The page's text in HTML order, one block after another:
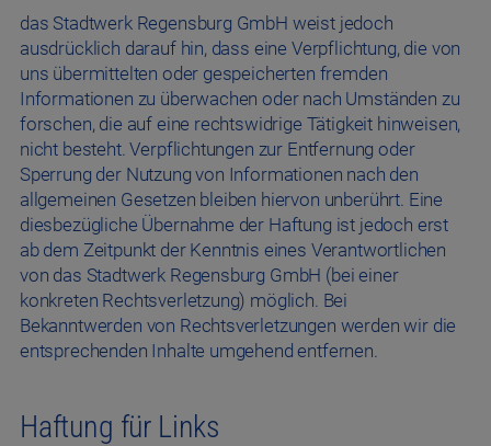
das Stadtwerk Regensburg GmbH weist jedoch
ausdrücklich darauf hin, dass eine Verpflichtung, die von
uns übermittelten oder gespeicherten fremden
Informationen zu überwachen oder nach Umständen zu
forschen, die auf eine rechtswidrige Tätigkeit hinweisen,
nicht besteht. Verpflichtungen zur Entfernung oder
Sperrung der Nutzung von Informationen nach den
allgemeinen Gesetzen bleiben hiervon unberührt. Eine
diesbezügliche Übernahme der Haftung ist jedoch erst
ab dem Zeitpunkt der Kenntnis eines Verantwortlichen
von das Stadtwerk Regensburg GmbH (bei einer
konkreten Rechtsverletzung) möglich. Bei
Bekanntwerden von Rechtsverletzungen werden wir die
entsprechenden Inhalte umgehend entfernen.
Haftung für Links